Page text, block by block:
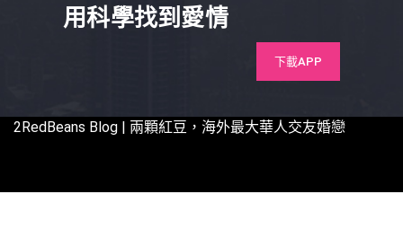
用科學找到愛情
下載APP
2RedBeans Blog | 兩顆紅豆，海外最大華人交友婚戀